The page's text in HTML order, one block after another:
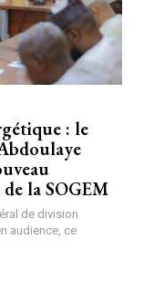
: le
la SOGEM
de division
audience, ce